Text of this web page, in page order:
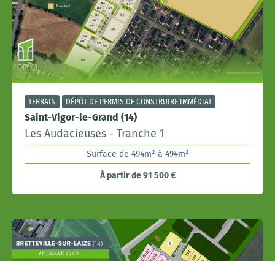
TERRAIN DÉPÔT DE PERMIS DE CONSTRUIRE IMMÉDIAT
Saint-Vigor-le-Grand (14)
Les Audacieuses - Tranche 1
Surface de 494m² à 494m²
À partir de 91 500 €